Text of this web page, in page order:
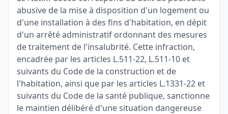
abusive de la mise à disposition d'un logement ou
d'une installation à des fins d'habitation, en dépit
d'un arrêté administratif ordonnant des mesures
de traitement de l'insalubrité. Cette infraction,
encadrée par les articles L.511-22, L.511-10 et
suivants du Code de la construction et de
l'habitation, ainsi que par les articles L.1331-22 et
suivants du Code de la santé publique, sanctionne
le maintien délibéré d'une situation dangereuse